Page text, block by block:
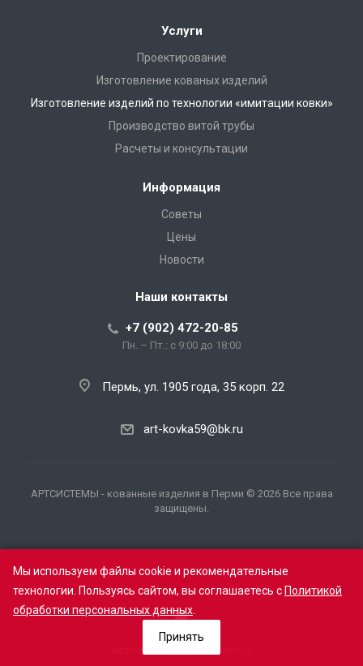
Услуги
Проектирование
Изготовление кованых изделий
Изготовление изделий по технологии «имитации ковки»
Производство витой трубы
Расчеты и консультации
Информация
Советы
Цены
Новости
Наши контакты
+7 (902) 472-20-85
Пн. – Пт.: с 9:00 до 18:00
Пермь, ул. 1905 года, 35 корп. 22
art-kovka59@bk.ru
АРТСИСТЕМЫ - кованные изделия в Перми © 2026 Все права
защищены.
ЭКСПЕРТНАЯ ПОДДЕРЖКА БИЗНЕСА
Мы используем файлы cookie и рекомендательные
технологии. Пользуясь сайтом, вы соглашаетесь с Политикой
обработки персональных данных
Принять